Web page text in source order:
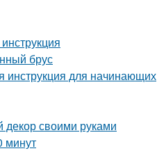
брус
инструкция для начинающих
декор своими руками
минут